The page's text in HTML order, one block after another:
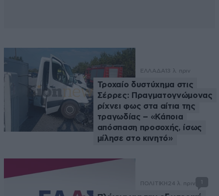
ΕΛΛΑΔΑ 13 λ. πριν
Τροχαίο δυστύχημα στις
Σέρρες: Πραγματογνώμονας
ρίχνει φως στα αίτια της
τραγωδίας – «Κάποια
απόσπαση προσοχής, ίσως
μίλησε στο κινητό»
ΠΟΛΙΤΙΚΗ 24 λ. πριν 1